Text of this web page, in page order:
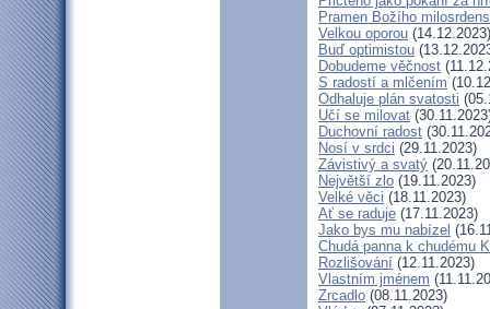
Pramen Božího
Velkou oporou (14.12.2023)
Buď optimistou
Dobudeme věčnost
S radostí a mlčením
Odhaluje plán svatosti
Učí se milovat
Duchovní radost
Nosí v srdci (29.11.2023)
Závistivý a svatý
Největší zlo (19.11.2023)
Velké věci (18.11.2023)
Ať se raduje (17.11.2023)
Jako bys mu nabízel
Chudá panna k chudému
Rozlišování (12.11.2023)
Vlastním jménem
Zrcadlo (08.11.2023)